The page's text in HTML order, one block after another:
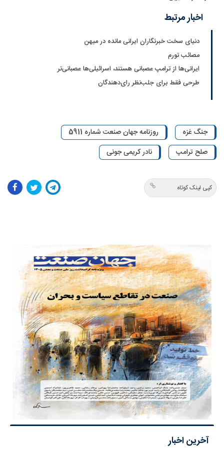
اخبار مرتبط
دنیای سخت خبرنگاران ایرانی مانده در میهن
مصائب تورم‌
ایرانی‌ها از ترامپ عصبانی هستند، اسرائیلی‌ها عصبانی‌تر
طرحی فقط برای جلب‌نظر رای‌دهندگان
جنگ غزه
روزنامه جهان صنعت شماره 5911
صلح ترامپ
نادر کریمی جونی
کپی لینک کوتاه
آخرین اخبار